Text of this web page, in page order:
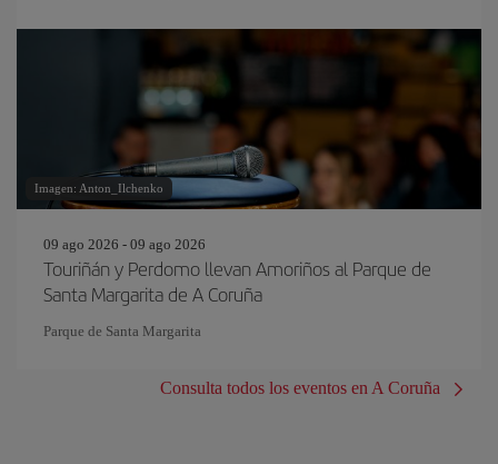
Imagen: Anton_Ilchenko
09 ago 2026 - 09 ago 2026
Touriñán y Perdomo llevan Amoriños al Parque de
Santa Margarita de A Coruña
Parque de Santa Margarita
Consulta todos los eventos en A Coruña